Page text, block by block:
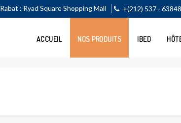
Rabat : Ryad Square Shopping Mall +(212) 537 -
ACCUEIL NOS PRODUITS IBED